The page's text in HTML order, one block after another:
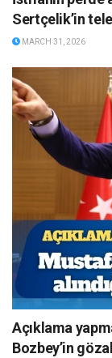
Sertçelik’in
MARCH 31, 2026
Açıklama
Bozbey’in